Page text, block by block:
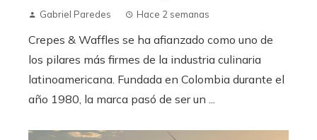
Gabriel Paredes Hace 2 semanas
Crepes & Waffles se ha afianzado como uno de
los pilares más firmes de la industria culinaria
latinoamericana. Fundada en Colombia durante el
año 1980, la marca pasó de ser un ...